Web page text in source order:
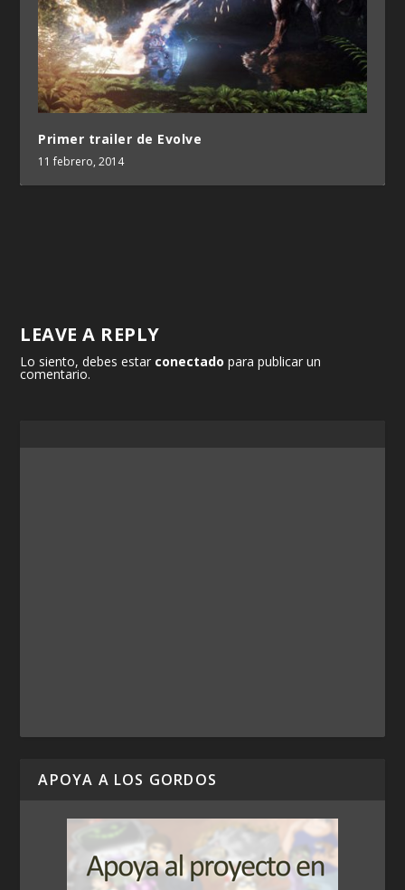
Primer trailer de Evolve
11 febrero, 2014
LEAVE A REPLY
Lo siento, debes estar conectado para publicar un
comentario.
APOYA A LOS GORDOS